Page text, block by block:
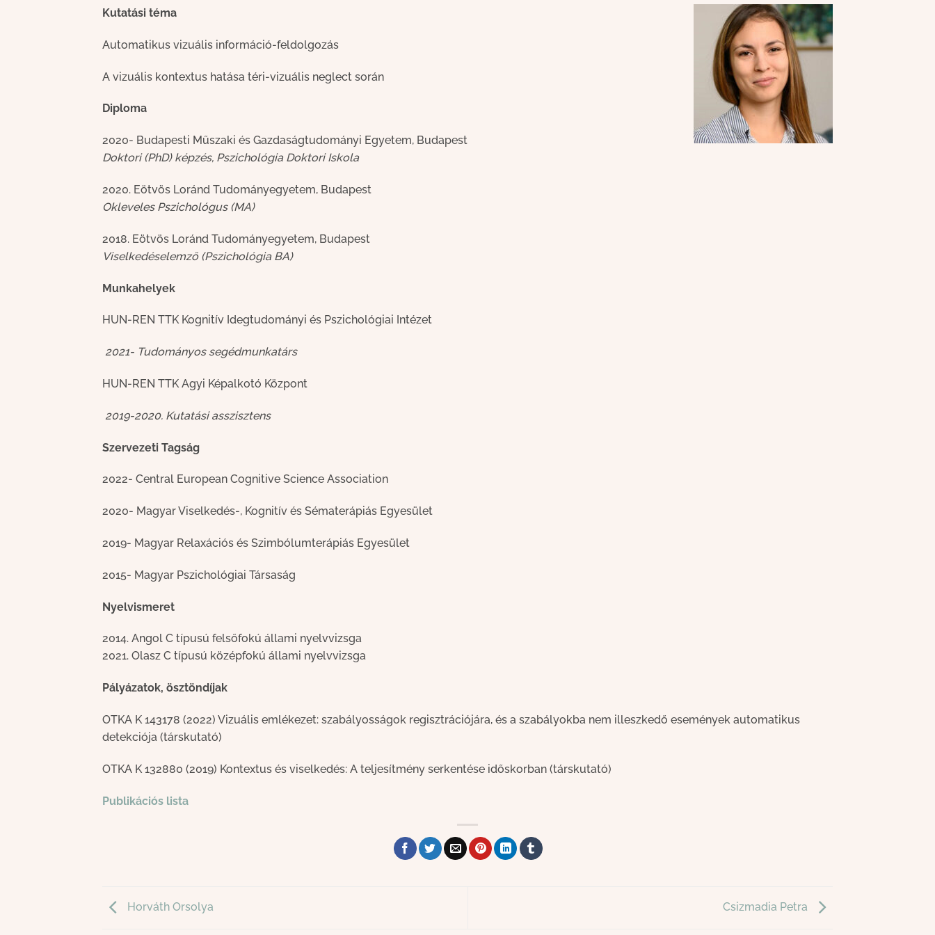
Kutatási téma
Automatikus vizuális információ-feldolgozás
A vizuális kontextus hatása téri-vizuális neglect során
Diploma
2020- Budapesti Műszaki és Gazdaságtudományi Egyetem, Budapest
Doktori (PhD) képzés, Pszichológia Doktori Iskola
2020. Eötvös Loránd Tudományegyetem, Budapest
Okleveles Pszichológus (MA)
2018. Eötvös Loránd Tudományegyetem, Budapest
Viselkedéselemző (Pszichológia BA)
Munkahelyek
HUN-REN TTK Kognitív Idegtudományi és Pszichológiai Intézet
2021- Tudományos segédmunkatárs
HUN-REN TTK Agyi Képalkotó Központ
2019-2020. Kutatási asszisztens
Szervezeti Tagság
2022- Central European Cognitive Science Association
2020- Magyar Viselkedés-, Kognitív és Sématerápiás Egyesület
2019- Magyar Relaxációs és Szimbólumterápiás Egyesület
2015- Magyar Pszichológiai Társaság
Nyelvismeret
2014. Angol C típusú felsőfokú állami nyelvvizsga
2021. Olasz C típusú középfokú állami nyelvvizsga
Pályázatok, ösztöndíjak
OTKA K 143178 (2022) Vizuális emlékezet: szabályosságok regisztrációjára, és a szabályokba nem illeszkedő események automatikus
detekciója (társkutató)
OTKA K 132880 (2019) Kontextus és viselkedés: A teljesítmény serkentése időskorban (társkutató)
Publikációs lista
Horváth Orsolya Csizmadia Petra